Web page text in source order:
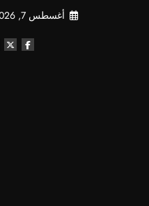
أغسطس 7, 2026